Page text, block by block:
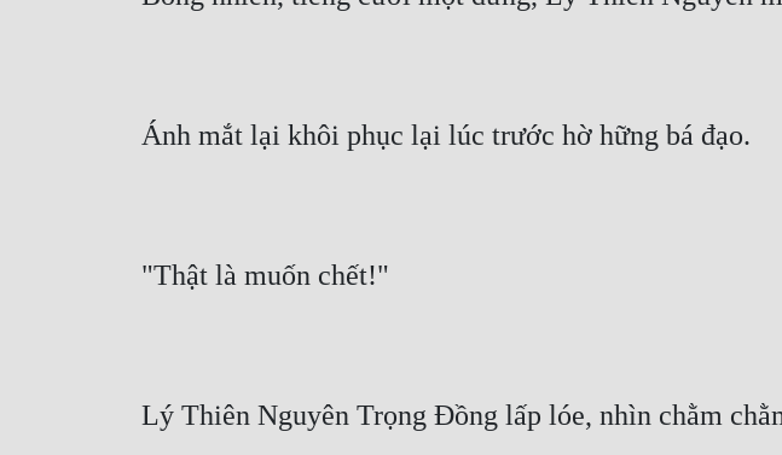
Ánh mắt lại khôi phục lại lúc trước hờ hững bá đạo.
"Thật là muốn chết!"
Lý Thiên Nguyên Trọng Đồng lấp lóe, nhìn chằm